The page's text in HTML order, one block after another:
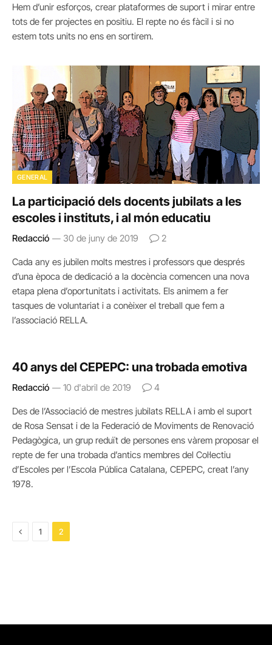
Hem d’unir esforços, crear plataformes de suport i mirar entre
tots de fer projectes en positiu. El repte no és fàcil i si no
estem tots units no ens en sortirem.
GENERAL
La participació dels docents jubilats a les
escoles i instituts, i al món educatiu
Redacció 30 de juny de 2019 2
Cada any es jubilen molts mestres i professors que després
d’una època de dedicació a la docència comencen una nova
etapa plena d’oportunitats i activitats. Els animem a fer
tasques de voluntariat i a conèixer el treball que fem a
l’associació RELLA.
40 anys del CEPEPC: una trobada emotiva
Redacció 10 d'abril de 2019 4
Des de l’Associació de mestres jubilats RELLA i amb el suport
de Rosa Sensat i de la Federació de Moviments de Renovació
Pedagògica, un grup reduït de persones ens vàrem proposar el
repte de fer una trobada d’antics membres del Col·lectiu
d’Escoles per l’Escola Pública Catalana, CEPEPC, creat l’any
1978.
Previous
1 2